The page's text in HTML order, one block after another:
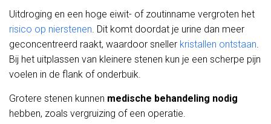
Uitdroging en een hoge eiwit- of zoutinname vergroten het
risico op nierstenen. Dit komt doordat je urine dan meer
geconcentreerd raakt, waardoor sneller kristallen ontstaan.
Bij het uitplassen van kleinere stenen kun je een scherpe pijn
voelen in de flank of onderbuik.
Grotere stenen kunnen medische behandeling nodig
hebben, zoals vergruizing of een operatie.